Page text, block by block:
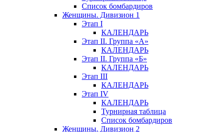
Список бомбардиров
Женщины. Дивизион 1
Этап I
КАЛЕНДАРЬ
Этап II. Группа «А»
КАЛЕНДАРЬ
Этап II. Группа «Б»
КАЛЕНДАРЬ
Этап III
КАЛЕНДАРЬ
Этап IV
КАЛЕНДАРЬ
Турнирная таблица
Список бомбардиров
Женщины. Дивизион 2